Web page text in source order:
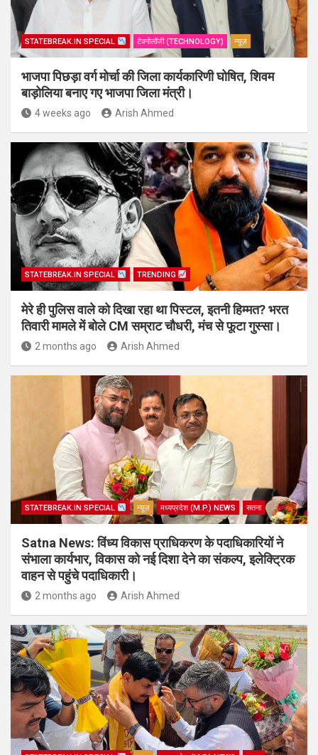
STATEBREAK.IN SPECIAL टेक्नोलॉजी (TECHNOLOGY) न्यूज़
भाजपा पिछड़ा वर्ग मोर्चा की जिला कार्यकारिणी घोषित, शिवम
बाड़ोलिया बनाए गए भाजपा जिला मंत्री।
4 weeks ago Arish Ahmed
STATEBREAK.IN SPECIAL TRENDING
मेरे ही पुलिस वाले को दिखा रहा था पिस्टल, इतनी हिम्मत? भरत
तिवारी मामले में बोले CM सम्राट चौधरी, मंच से फूटा गुस्सा।
2 months ago Arish Ahmed
STATEBREAK.IN SPECIAL न्यूज़ मध्यप्रदेश (M.P.) NEWS सतना
Satna News: विंध्य विकास प्राधिकरण के पदाधिकारियों ने
संभाला कार्यभार, विकास को नई दिशा देने का संकल्प, इलेक्ट्रिक
वाहन से पहुंचे पदाधिकारी।
2 months ago Arish Ahmed